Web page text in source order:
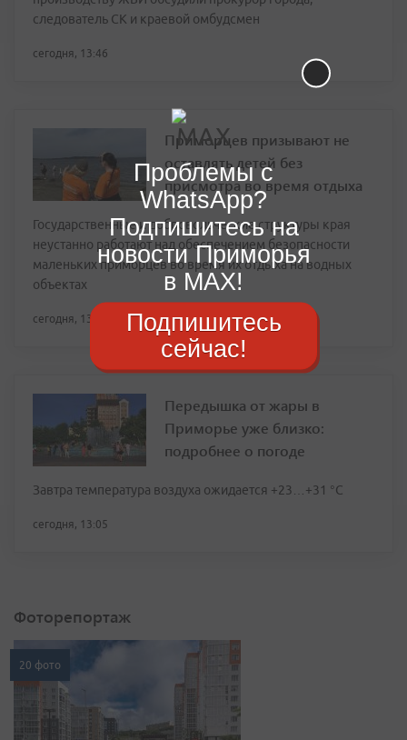
следователь СК и краевой омбудсмен
сегодня, 13:46
Приморцев призывают не
оставлять детей без
присмотра во время отдыха
Государственные и добровольческие структуры края
неустанно работают над обеспечением безопасности
маленьких приморцев во время их отдыха на водных
объектах
сегодня, 13:28
Передышка от жары в
Приморье уже близко:
подробнее о погоде
Завтра температура воздуха ожидается +23…+31 °C
сегодня, 13:05
Фоторепортаж
20 фото
Проблемы с
WhatsApp?
Подпишитесь на
новости Приморья
в MAX!
Подпишитесь
сейчас!